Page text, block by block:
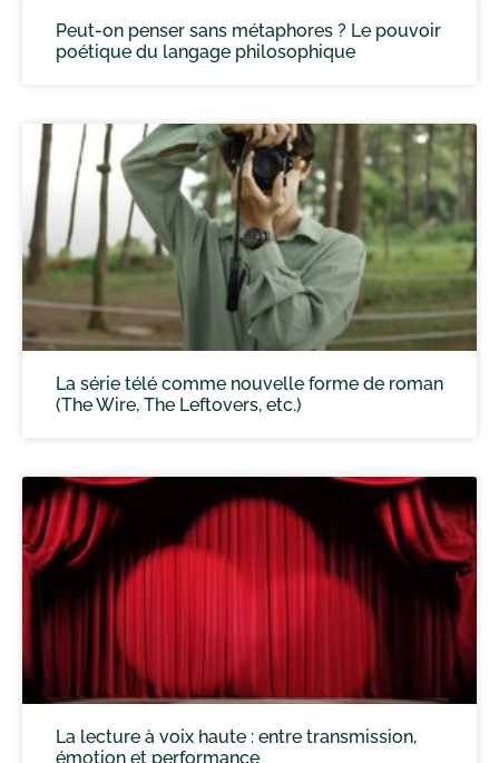
Peut-on penser sans métaphores ? Le pouvoir
poétique du langage philosophique
La série télé comme nouvelle forme de roman
(The Wire, The Leftovers, etc.)
La lecture à voix haute : entre transmission,
émotion et performance